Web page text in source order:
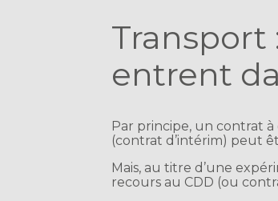
Transport
entrent
Par principe, un contrat
(contrat d’intérim) peut
Mais, au titre d’une
recours au CDD (ou